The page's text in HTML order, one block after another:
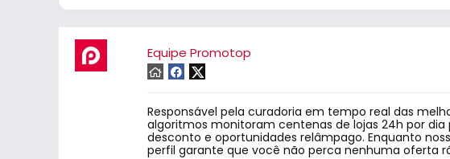
Equipe Promotop
Responsável pela curadoria em tempo real das
algoritmos monitoram centenas de lojas 24h por
desconto e oportunidades relâmpago. Enquanto
perfil garante que você não perca nenhuma oferta